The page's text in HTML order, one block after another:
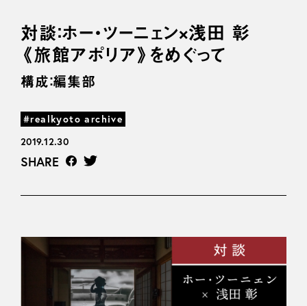
対談：ホー・ツーニェン×浅田 彰
《旅館アポリア》をめぐって
構成：編集部
#realkyoto archive
2019.12.30
SHARE